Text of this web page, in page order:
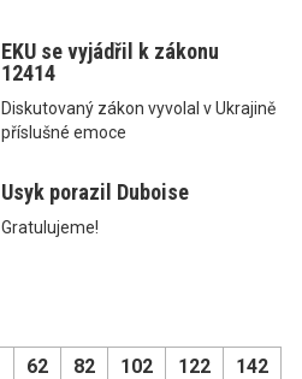
EKU se vyjádřil k zákonu
12414
Diskutovaný zákon vyvolal v Ukrajině
příslušné emoce
Usyk porazil Duboise
Gratulujeme!
62 82 102 122
142